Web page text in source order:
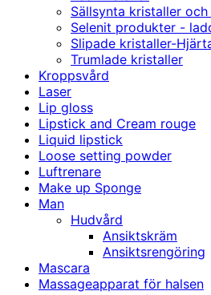
Sällsynta kristaller
Selenit produkter -
Slipade kristaller-
Trumlade kristaller
Kroppsvård
Laser
Lip gloss
Lipstick and Cream rouge
Liquid lipstick
Loose setting powder
Luftrenare
Make up Sponge
Man
Hudvård
Ansiktskräm
Ansiktsrengöring
Mascara
Massageapparat för halsen